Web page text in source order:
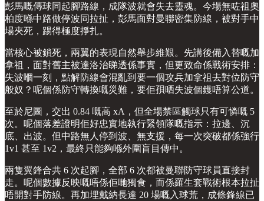
彭馬嘅傳球同起腳路線，成隊波就會失去靈魂。今場無咗祖奧
柏度喺中路做停波同拉扯，彭馬面對曼聯密集防線，被對手中
場夾死，踢得極度掙扎。
當核心被鎖死，兩翼的表現自然舉步維艱。先講後備入替嘅加
拿祖，面對舊主被達洛治睇透係事實，但更致命係戰術安排：
失波嗰一刻，點解防線會混亂到要一個攻兵加拿祖去對位防守
般奴？呢個係防守轉換嘅災難，要佢孭晒失波個鑊唔算公道。
至於尼圖，交出 0.84 嘅高 xA，但全場禁區觸球只有可憐嘅 5
次。呢個落差證明佢好忠實地執行緊領隊嘅指示：拉邊、沉
底、出波。但中路無人停到波、無支援，每一次突破都係強行
1v1 甚至 1v2，最終只能夠喺外圍盲目傳中。
兩隻翼鋒合共 6 次起腳，全部 6 次都被曼聯防守球員直接封
走。呢個數據反映嘅唔係佢哋獨食，而係羅生套戰術根本拉扯
唔開對手防線。再加埋戴納長達 20 場嘅入球荒，成條鋒線已